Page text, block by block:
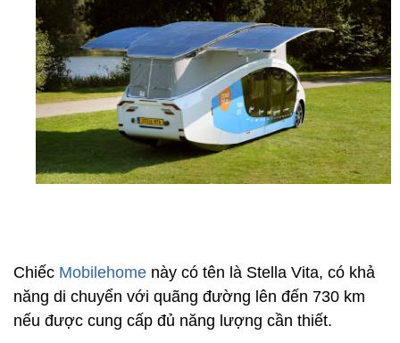
Chiếc Mobilehome này có tên là Stella Vita, có khả
năng di chuyển với quãng đường lên đến 730 km
nếu được cung cấp đủ năng lượng cần thiết.